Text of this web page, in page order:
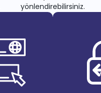
yönlendirebilirsiniz.